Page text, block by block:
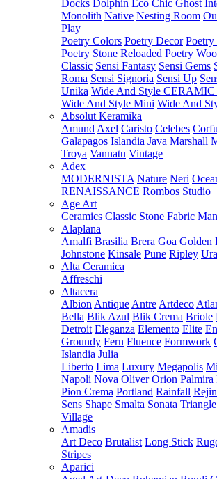
Docks Dolphin Eco Chic Ghost
Monolith Native Nesting Room
Play
Poetry Colors Poetry Decor Poetry
Poetry Stone Reloaded Poetry
Classic Sensi Fantasy Sensi Gems
Roma Sensi Signoria Sensi Up
Unika Wide And Style
Wide And Style Mini Wide And
Absolut Keramika
Amund Axel Caristo Celebes Corfu
Galapagos Islandia Java Marshall
Troya Vannatu Vintage
Adex
MODERNISTA Nature Neri
RENAISSANCE Rombos Studio
Age Art
Ceramics Classic Stone Fabric
Alaplana
Amalfi Brasilia Brera Goa Golden
Johnstone Kinsale Pune Ripley
Alta Ceramica
Affreschi
Altacera
Albion Antique Antre Artdeco
Bella Blik Azul Blik Crema Briole
Detroit Eleganza Elemento Elite
Groundy Fern Fluence Formwork
Islandia Julia
Liberto Lima Luxury Megapolis
Napoli Nova Oliver Orion Palmira
Pion Crema Portland Rainfall
Sens Shape Smalta Sonata Triangle
Village
Amadis
Art Deco Brutalist Long Stick
Stripes
Aparici